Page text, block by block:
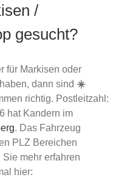
/
gesucht?
für Markisen oder
dann sind ☀️
richtig. Postleitzahl:
hat Kandern im
. Das Fahrzeug
PLZ Bereichen
mehr erfahren
hier: